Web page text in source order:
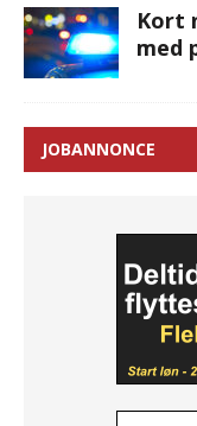
Kort
med
JOBANNONCE